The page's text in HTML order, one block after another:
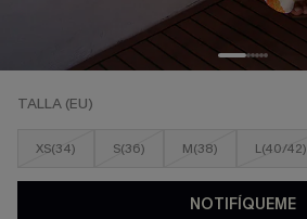
TALLA (EU)
XS(34) S(36) M(38) L(40/42)
NOTIFÍQUEME